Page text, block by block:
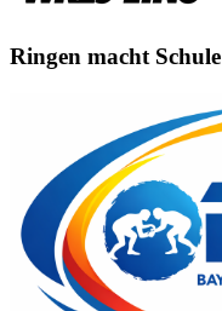
Ringen macht Schule